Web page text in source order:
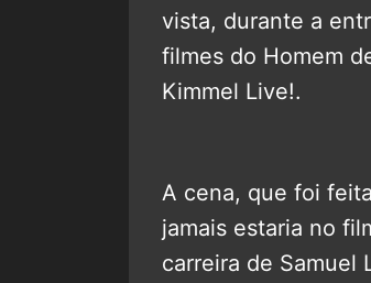
vista, durante a
filmes do Homem
Kimmel Live!.
A cena, que foi
jamais estaria no
carreira de Samuel